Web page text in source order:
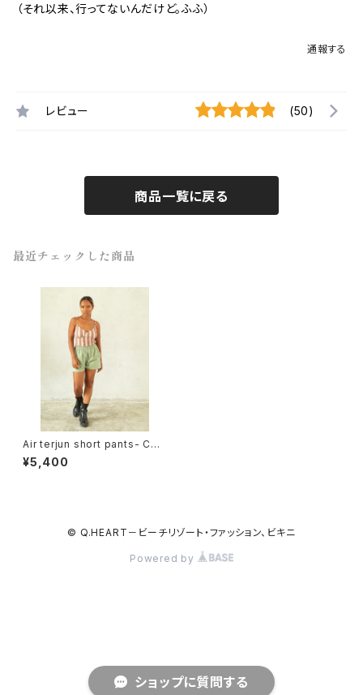
（それ以来、行ってないんだけど。ふふ）
通報する
レビュー (50)
ショップに質問する
商品一覧に戻る
最近チェックした商品
Air terjun short pants- Cott
on
¥5,400
© Q.HEART－ビーチリゾート・ファッション、ビキニ
Powered by